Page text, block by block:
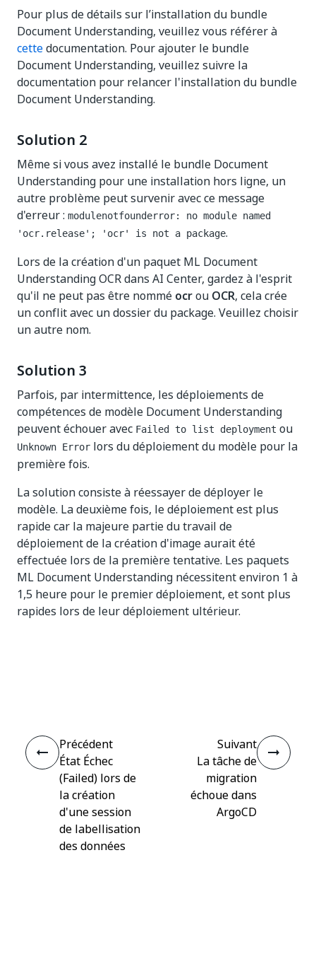
Pour plus de détails sur l’installation du bundle
Document Understanding, veuillez vous référer à
cettedocumentation. Pour ajouter le bundle
Document Understanding, veuillez suivre la
documentation pour relancer l'installation du bundle
Document Understanding.
Solution 2
Même si vous avez installé le bundle Document
Understanding pour une installation hors ligne, un
autre problème peut survenir avec ce message
d'erreur : modulenotfounderror: no module named
'ocr.release'; 'ocr' is not a package.
Lors de la création d'un paquet ML Document
Understanding OCR dans AI Center, gardez à l'esprit
qu'il ne peut pas être nommé ocrou OCR, cela crée
un conflit avec un dossier du package. Veuillez choisir
un autre nom.
Solution 3
Parfois, par intermittence, les déploiements de
compétences de modèle Document Understanding
peuvent échouer avec Failed to list deployment ou
Unknown Error lors du déploiement du modèle pour la
première fois.
La solution consiste à réessayer de déployer le
modèle. La deuxième fois, le déploiement est plus
rapide car la majeure partie du travail de
déploiement de la création d'image aurait été
effectuée lors de la première tentative. Les paquets
ML Document Understanding nécessitent environ 1 à
1,5 heure pour le premier déploiement, et sont plus
rapides lors de leur déploiement ultérieur.
Précédent
État Échec
(Failed) lors de
la création
d'une session
de labellisation
des données
Suivant
La tâche de
migration
échoue dans
ArgoCD